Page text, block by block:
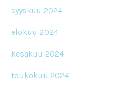
syyskuu 2024
elokuu 2024
kesäkuu 2024
toukokuu 2024